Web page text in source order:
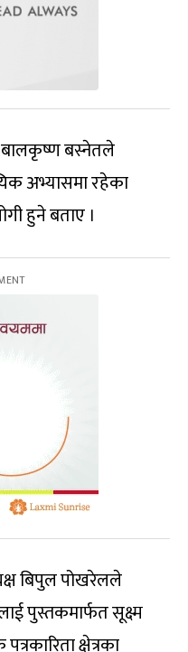
बालकृष्ण बस्नेतले
अभ्यासमा रहेका
हुने बताए ।
बिपुल पोखरेलले
पुस्तकमार्फत सूक्ष्म
क्षेत्रका